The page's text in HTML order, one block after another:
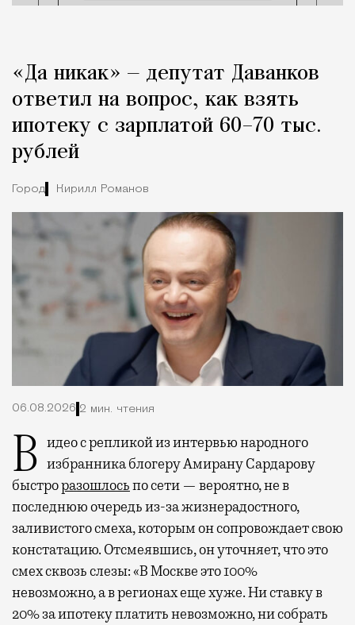
«Да никак» — депутат Даванков
ответил на вопрос, как взять
ипотеку с зарплатой 60–70 тыс.
рублей
Город Кирилл Романов
06.08.2026 2 мин. чтения
Видео с репликой из интервью народного избранника блогеру Амирану Сардарову
быстроразошлосьпо сети — вероятно, не в
последнюю очередь из-за жизнерадостного,
заливистого смеха, которым он сопровождает свою
констатацию. Отсмеявшись, он уточняет, что это
смех сквозь слезы: «В Москве это 100%
невозможно, а в регионах еще хуже. Ни ставку в
20% за ипотеку платить невозможно, ни собрать